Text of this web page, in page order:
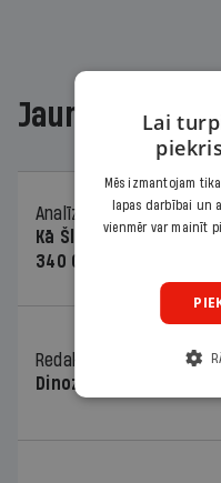
Jaunākajā
Analīze
06.08.2026.
Kā Šlesera partija
340 000 vērtu
Redaktores sleja
Dinozaura triks
Lai
Mēs izmantojam
lapas darbībai un
vienmēr var mainīt